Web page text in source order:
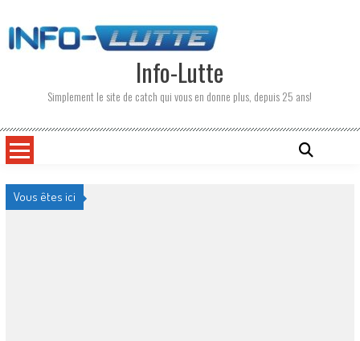
to
content
Info-Lutte
Simplement le site de catch qui vous en donne plus, depuis 25 ans!
Vous êtes ici